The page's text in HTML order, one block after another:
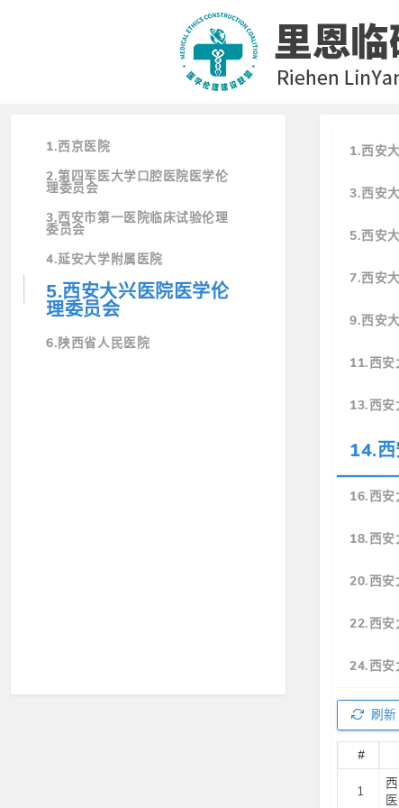
1.西京医院
2.第四军医大学口腔医院医学伦
理委员会
3.西安市第一医院临床试验伦理
委员会
4.延安大学附属医院
5.西安大兴医院医学伦
理委员会
6.陕西省人民医院
1.西安
3.西安
5.西安
7.西安
9.西安
11.西安
13.西安
14.
16.西安
18.西安
20.西安
22.西安
24.西安
刷新
#
1